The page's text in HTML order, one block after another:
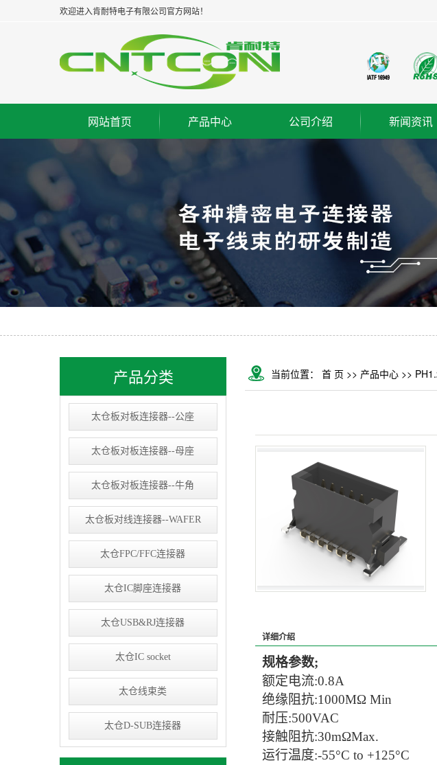
欢迎进入肯耐特电子有限公司官方网站！
网站首页
产品中心
太仓板对板连接器--公座
太仓板对板连接器--牛角
太仓板对线连接器--WAFER
太仓FPC/FFC连接器
太仓IC脚座连接器
太仓USB&RJ连接器
太仓IC socket
太仓线束类
太仓D-SUB连接器
公司介绍
经营理念
组织架构
荣誉资质
新闻资讯
公司新闻
技术知识
产品分类
太仓板对板连接器--公座
太仓板对板连接器--母座
太仓板对板连接器--牛角
太仓板对线连接器--WAFER
太仓FPC/FFC连接器
太仓IC脚座连接器
太仓USB&RJ连接器
太仓IC socket
太仓线束类
太仓D-SUB连接器
当前位置： 首 页 >> 产品中心 >>
详细介绍
规格参数;
额定电流:0.8A
绝缘阻抗:1000MΩ Min
耐压:500VAC
接触阻抗:30mΩMax.
运行温度:-55°C to +125°C